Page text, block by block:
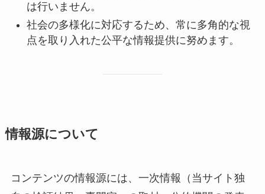
は行いません。
社会の多様化に対応するため、常に多角的な視
点を取り入れた公平な情報提供に努めます。
情報源について
コンテンツの情報源には、一次情報（当サイト独